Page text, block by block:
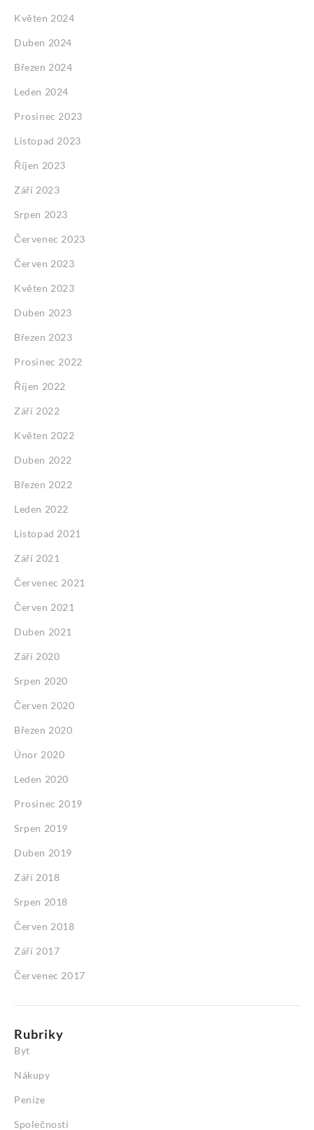
Květen 2024
Duben 2024
Březen 2024
Leden 2024
Prosinec 2023
Listopad 2023
Říjen 2023
Září 2023
Srpen 2023
Červenec 2023
Červen 2023
Květen 2023
Duben 2023
Březen 2023
Prosinec 2022
Říjen 2022
Září 2022
Květen 2022
Duben 2022
Březen 2022
Leden 2022
Listopad 2021
Září 2021
Červenec 2021
Červen 2021
Duben 2021
Září 2020
Srpen 2020
Červen 2020
Březen 2020
Únor 2020
Leden 2020
Prosinec 2019
Srpen 2019
Duben 2019
Září 2018
Srpen 2018
Červen 2018
Září 2017
Červenec 2017
Rubriky
Byt
Nákupy
Peníze
Společnosti